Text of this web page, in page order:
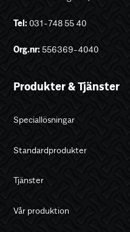
Tel: 031-748 55 40
Org.nr: 556369-4040
Produkter & Tjänster
Speciallösningar
Standardprodukter
Tjänster
Vår produktion